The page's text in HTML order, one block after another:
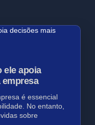
ele apoia
é essencial
No entanto,
sobre